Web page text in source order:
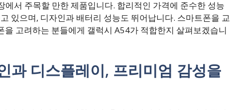
에서 주목할 만한 제품입니다. 합리적인 가격에 준수한 성능
있으며, 디자인과 배터리 성능도 뛰어납니다. 스마트폰을 교
고려하는 분들에게 갤럭시 A54가 적합한지 살펴보겠습니
과 디스플레이, 프리미엄 감성을